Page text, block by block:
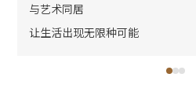
与艺术同居
让生活出现无限种可能